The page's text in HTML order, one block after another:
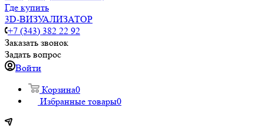
Где купить
3D-ВИЗУАЛИЗАТОР
+7 (343) 382 22 92
Заказать звонок
Задать вопрос
Войти
Корзина0
Избранные товары0